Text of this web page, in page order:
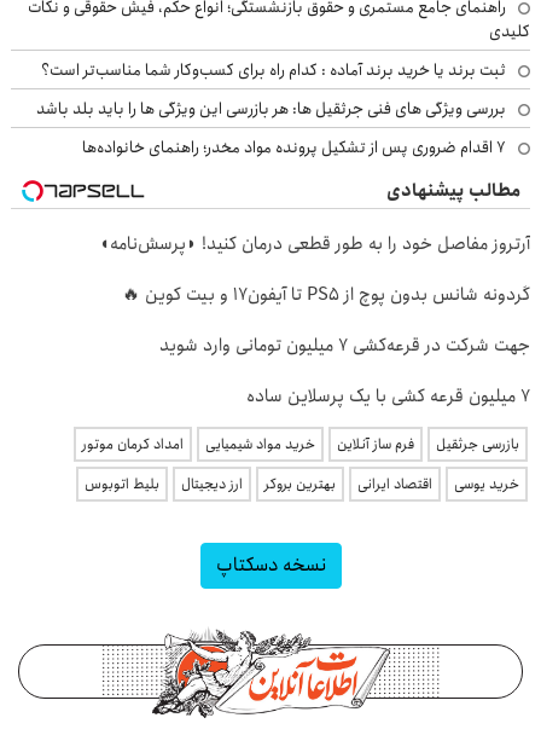
راهنمای جامع مستمری و حقوق بازنشستگی؛ انواع حکم، فیش حقوقی و نکات
کلیدی
ثبت برند یا خرید برند آماده : کدام راه برای کسب‌وکار شما مناسب‌تر است؟
بررسی ویژگی های فنی جرثقیل ها: هر بازرسی این ویژگی ها را باید بلد باشد
۷ اقدام ضروری پس از تشکیل پرونده مواد مخدر؛ راهنمای خانواده‌ها
مطالب پیشنهادی
آرتروز مفاصل خود را به طور قطعی درمان کنید! ◗پرسش‌نامه◖
گردونه شانس بدون پوچ از PS5 تا آیفون17 و بیت کوین 🔥
جهت شرکت در قرعه‌کشی ۷ میلیون تومانی وارد شوید
7 میلیون قرعه کشی با یک پرسلاین ساده
بازرسی جرثقیل فرم ساز آنلاین خرید مواد شیمیایی
امداد کرمان موتور
خرید یوسی
اقتصاد ایرانی بهترین بروکر ارز دیجیتال بلیط اتوبوس
نسخه دسکتاپ